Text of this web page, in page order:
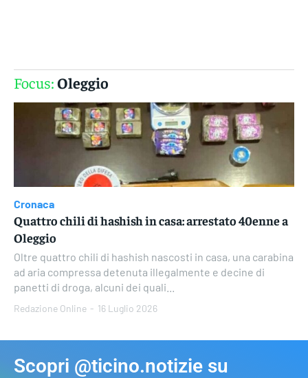
Focus:Oleggio
Cronaca
Quattro chili di hashish in casa: arrestato 40enne a
Oleggio
Oltre quattro chili di hashish nascosti in casa, una carabina
ad aria compressa detenuta illegalmente e decine di
panetti di droga, alcuni dei quali...
Redazione Online - 16 Luglio 2026
Scopri @ticino.notizie su